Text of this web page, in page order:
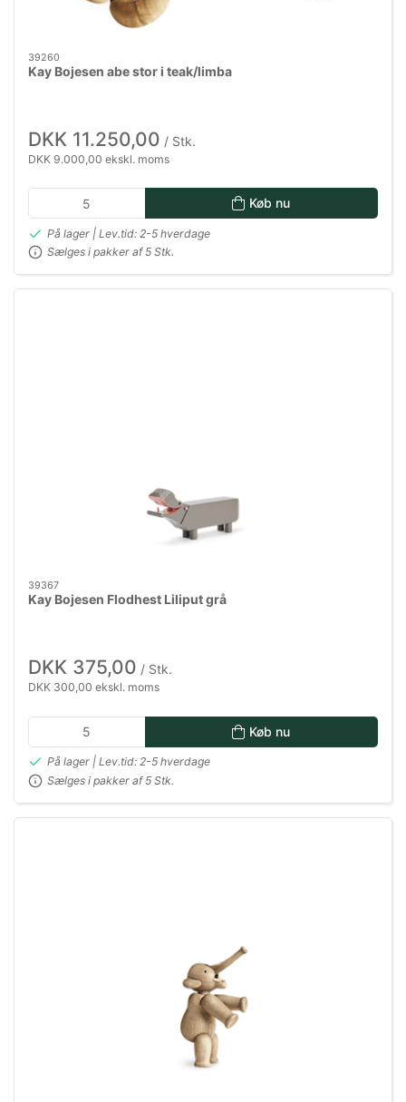
39260
Kay Bojesen abe stor i teak/limba
DKK 11.250,00 / Stk.
DKK 9.000,00 ekskl. moms
Køb nu
På lager | Lev.tid: 2-5 hverdage
Sælges i pakker af 5 Stk.
39367
Kay Bojesen Flodhest Liliput grå
DKK 375,00 / Stk.
DKK 300,00 ekskl. moms
Køb nu
På lager | Lev.tid: 2-5 hverdage
Sælges i pakker af 5 Stk.